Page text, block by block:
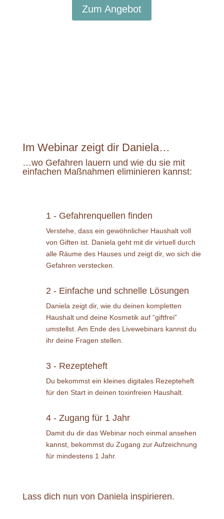
Zum Angebot
Im Webinar zeigt dir Daniela…
…wo Gefahren lauern und wie du sie mit
einfachen Maßnahmen eliminieren kannst:
1 - Gefahrenquellen finden
Verstehe, dass ein gewöhnlicher Haushalt voll
von Giften ist. Daniela geht mit dir virtuell durch
alle Räume des Hauses und zeigt dir, wo sich die
Gefahren verstecken.
2 - Einfache und schnelle Lösungen
Daniela zeigt dir, wie du deinen kompletten
Haushalt und deine Kosmetik auf “giftfrei”
umstellst. Am Ende des Livewebinars kannst du
ihr deine Fragen stellen.
3 - Rezepteheft
Du bekommst ein kleines digitales Rezepteheft
für den Start in deinen toxinfreien Haushalt.
4 - Zugang für 1 Jahr
Damit du dir das Webinar noch einmal ansehen
kannst, bekommst du Zugang zur Aufzeichnung
für mindestens 1 Jahr.
Lass dich nun von Daniela inspirieren.